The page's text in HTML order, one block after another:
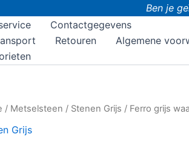
Ben je
Contactgegevens
Retouren
Algemene
/ Metselsteen / Stenen Grijs / Ferro grijs
Grijs